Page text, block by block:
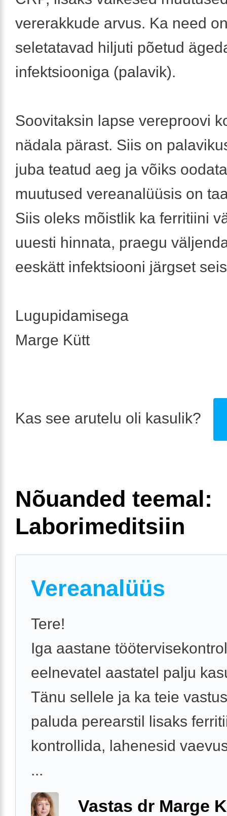
vererakkude arvus. Ka need
seletatavad hiljuti põetud
infektsiooniga (palavik).
Soovitaksin lapse vereproovi
nädala pärast. Siis on
juba teatud aeg ja võiks
muutused vereanalüüsis on
Siis oleks mõistlik ka ferritiini
uuesti hinnata, praegu
eeskätt infektsiooni järgset
Lugupidamisega
Marge Kütt
Kas see arutelu oli kasulik?
Nõuanded teemal:
Laborimeditsiin
Vereanalüüs
Tere!
Iga aastane
eelnevatel aastatel palju
Tänu sellele ja ka teie
paluda perearstil lisaks
kontrollida, lahenesid
...
Vastas dr Marge